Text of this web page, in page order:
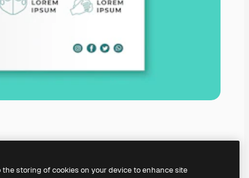
the storing of cookies on your device to enhance site